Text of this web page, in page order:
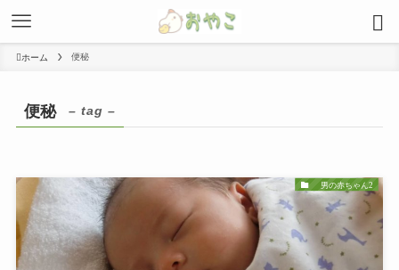
ホーム 便秘
便秘 – tag –
男の赤ちゃん2